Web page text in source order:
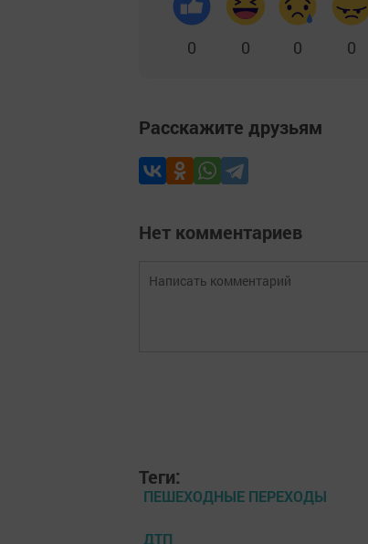
0 0 0 0
Расскажите друзьям
Нет комментариев
Теги:
ПЕШЕХОДНЫЕ ПЕРЕХОДЫ
ДТП